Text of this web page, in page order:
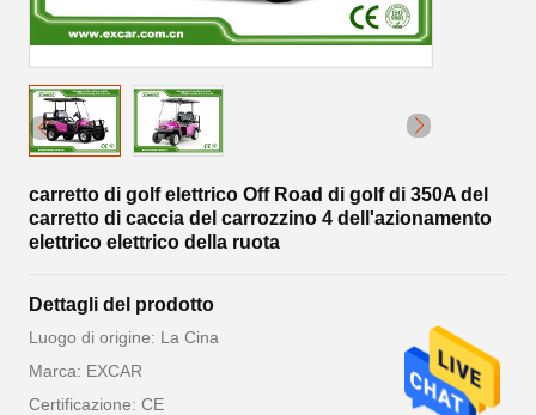
carretto di golf elettrico Off Road di golf di 350A del
carretto di caccia del carrozzino 4 dell'azionamento
elettrico elettrico della ruota
Dettagli del prodotto
Luogo di origine: La Cina
Marca: EXCAR
Certificazione: CE